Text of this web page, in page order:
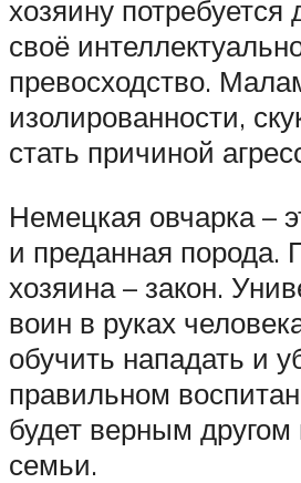
хозяину потребуется
своё
превосходство.
изолированности,
стать причиной
Немецкая овчарка –
и преданная порода.
хозяина – закон.
воин в руках
обучить нападать и
правильном
будет верным
семьи.